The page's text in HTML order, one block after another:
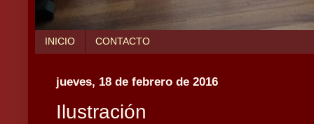
INICIO CONTACTO
jueves, 18 de febrero de 2016
Ilustración